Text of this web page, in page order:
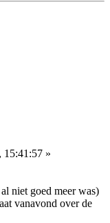
15:41:57 »
niet goed meer was)
vanavond over de